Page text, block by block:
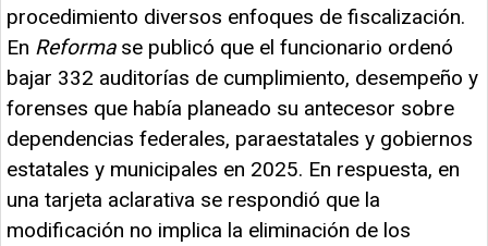
procedimiento diversos enfoques de fiscalización.
En Reforma se publicó que el funcionario ordenó
bajar 332 auditorías de cumplimiento, desempeño y
forenses que había planeado su antecesor sobre
dependencias federales, paraestatales y gobiernos
estatales y municipales en 2025. En respuesta, en
una tarjeta aclarativa se respondió que la
modificación no implica la eliminación de los